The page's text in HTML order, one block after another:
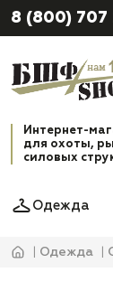
8 (800) 707
Интернет-
для охоты,
силовых
Одежда
Одежда